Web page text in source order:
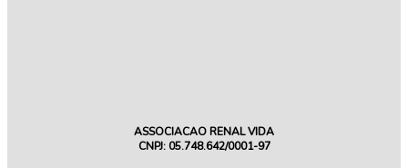
ASSOCIACAO RENAL VIDA
CNPJ: 05.748.642/0001-97